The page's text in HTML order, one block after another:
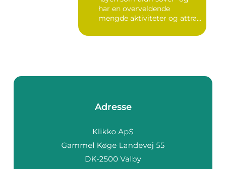
har en overveldende
mengde aktiviteter og attra...
Adresse